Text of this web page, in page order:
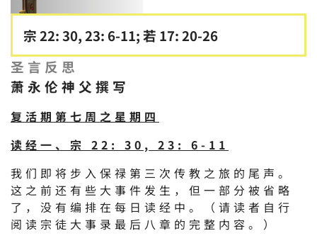
宗 22: 30, 23: 6-11; 若 17: 20-26
圣言反思
萧永伦神父撰写
复活期第七周之星期四
读经一、宗 22: 30, 23: 6-11
我们即将步入保禄第三次传教之旅的尾声。
这之前还有些大事件发生，但一部分被省略
了，没有编排在每日读经中。（请读者自行
阅读宗徒大事录最后八章的完整内容。）